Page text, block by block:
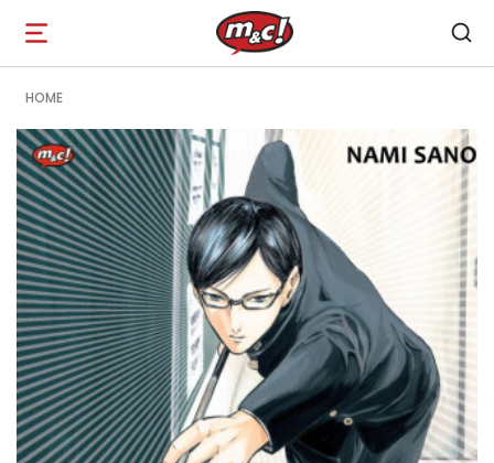
Open
navigation
HOME